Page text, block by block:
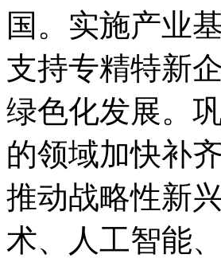
国。实施产业
支持专精特新
绿色化发展。
的领域加快补
推动战略性新
术、人工智能